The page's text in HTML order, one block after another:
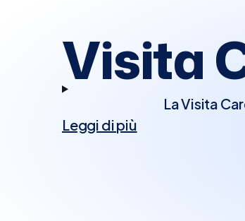
Visita
La Visita
Leggi di più